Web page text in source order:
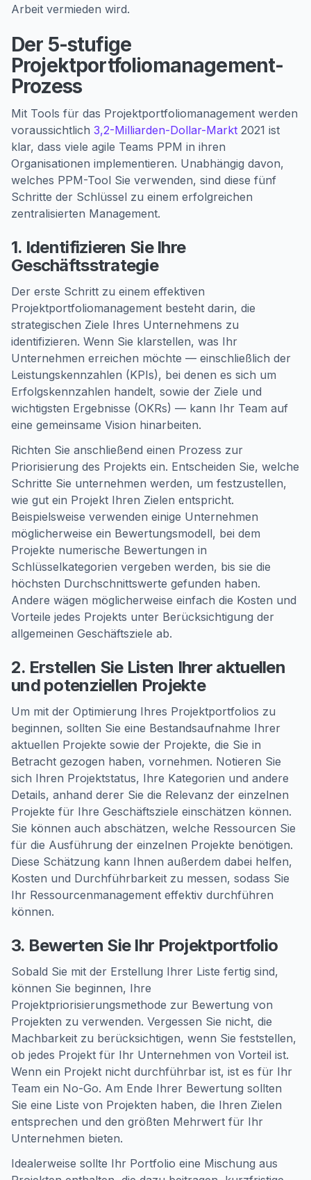
Arbeit vermieden wird.
Der 5-stufige
Projektportfoliomanagement-
Prozess
Mit Tools für das Projektportfoliomanagement werden
voraussichtlich 3,2-Milliarden-Dollar-Markt 2021 ist
klar, dass viele agile Teams PPM in ihren
Organisationen implementieren. Unabhängig davon,
welches PPM-Tool Sie verwenden, sind diese fünf
Schritte der Schlüssel zu einem erfolgreichen
zentralisierten Management.
1. Identifizieren Sie Ihre
Geschäftsstrategie
Der erste Schritt zu einem effektiven
Projektportfoliomanagement besteht darin, die
strategischen Ziele Ihres Unternehmens zu
identifizieren. Wenn Sie klarstellen, was Ihr
Unternehmen erreichen möchte — einschließlich der
Leistungskennzahlen (KPIs), bei denen es sich um
Erfolgskennzahlen handelt, sowie der Ziele und
wichtigsten Ergebnisse (OKRs) — kann Ihr Team auf
eine gemeinsame Vision hinarbeiten.
Richten Sie anschließend einen Prozess zur
Priorisierung des Projekts ein. Entscheiden Sie, welche
Schritte Sie unternehmen werden, um festzustellen,
wie gut ein Projekt Ihren Zielen entspricht.
Beispielsweise verwenden einige Unternehmen
möglicherweise ein Bewertungsmodell, bei dem
Projekte numerische Bewertungen in
Schlüsselkategorien vergeben werden, bis sie die
höchsten Durchschnittswerte gefunden haben.
Andere wägen möglicherweise einfach die Kosten und
Vorteile jedes Projekts unter Berücksichtigung der
allgemeinen Geschäftsziele ab.
2. Erstellen Sie Listen Ihrer aktuellen
und potenziellen Projekte
Um mit der Optimierung Ihres Projektportfolios zu
beginnen, sollten Sie eine Bestandsaufnahme Ihrer
aktuellen Projekte sowie der Projekte, die Sie in
Betracht gezogen haben, vornehmen. Notieren Sie
sich Ihren Projektstatus, Ihre Kategorien und andere
Details, anhand derer Sie die Relevanz der einzelnen
Projekte für Ihre Geschäftsziele einschätzen können.
Sie können auch abschätzen, welche Ressourcen Sie
für die Ausführung der einzelnen Projekte benötigen.
Diese Schätzung kann Ihnen außerdem dabei helfen,
Kosten und Durchführbarkeit zu messen, sodass Sie
Ihr Ressourcenmanagement effektiv durchführen
können.
3. Bewerten Sie Ihr Projektportfolio
Sobald Sie mit der Erstellung Ihrer Liste fertig sind,
können Sie beginnen, Ihre
Projektpriorisierungsmethode zur Bewertung von
Projekten zu verwenden. Vergessen Sie nicht, die
Machbarkeit zu berücksichtigen, wenn Sie feststellen,
ob jedes Projekt für Ihr Unternehmen von Vorteil ist.
Wenn ein Projekt nicht durchführbar ist, ist es für Ihr
Team ein No-Go. Am Ende Ihrer Bewertung sollten
Sie eine Liste von Projekten haben, die Ihren Zielen
entsprechen und den größten Mehrwert für Ihr
Unternehmen bieten.
Idealerweise sollte Ihr Portfolio eine Mischung aus